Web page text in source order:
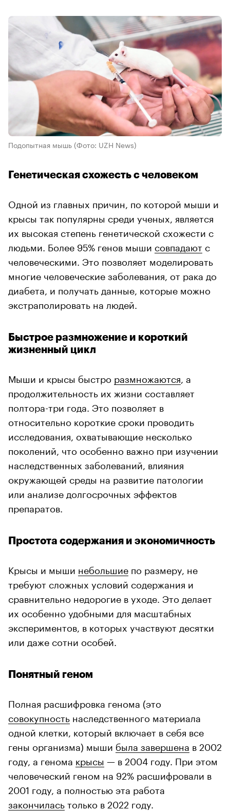
Подопытная мышь (Фото: UZH News)
Генетическая схожесть с человеком
Одной из главных причин, по которой мыши и
крысы так популярны среди ученых, является
их высокая степень генетической схожести с
людьми. Более 95% генов мыши совпадают с
человеческими. Это позволяет моделировать
многие человеческие заболевания, от рака до
диабета, и получать данные, которые можно
экстраполировать на людей.
Быстрое размножение и короткий
жизненный цикл
Мыши и крысы быстро размножаются , а
продолжительность их жизни составляет
полтора-три года. Это позволяет в
относительно короткие сроки проводить
исследования, охватывающие несколько
поколений, что особенно важно при изучении
наследственных заболеваний, влияния
окружающей среды на развитие патологии
или анализе долгосрочных эффектов
препаратов.
Простота содержания и экономичность
Крысы и мыши небольшие по размеру, не
требуют сложных условий содержания и
сравнительно недорогие в уходе. Это делает
их особенно удобными для масштабных
экспериментов, в которых участвуют десятки
или даже сотни особей.
Понятный геном
Полная расшифровка генома (это
совокупность наследственного материала
одной клетки, который включает в себя все
гены организма) мыши была завершена в 2002
году, а генома крысы — в 2004 году. При этом
человеческий геном на 92% расшифровали в
2001 году, а полностью эта работа
закончиласьтолько в 2022 году.